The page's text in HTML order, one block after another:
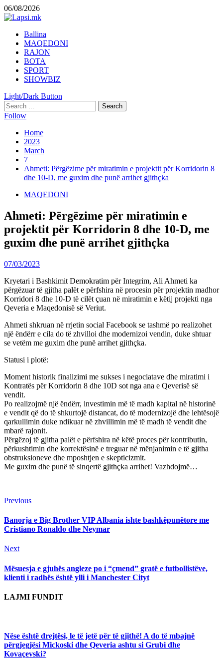
Skip
to
06/08/2026
Primary
Menu
Ballina
MAQEDONI
RAJON
BOTA
SPORT
SHOWBIZ
Light/Dark Button
Search
for:
Follow
Home
2023
March
7
Ahmeti: Përgëzime për miratimin e projektit për Korridorin 8
dhe 10-D, me guxim dhe punë arrihet gjithçka
MAQEDONI
Ahmeti: Përgëzime për miratimin e
projektit për Korridorin 8 dhe 10-D, me
guxim dhe punë arrihet gjithçka
07/03/2023
Kryetari i Bashkimit Demokratim për Integrim, Ali Ahmeti ka
përgëzuar të gjitha palët e përfshira në procesin për projektin madhor
Korridori 8 dhe 10-D të cilët çuan në miratimin e këtij projekti nga
Qeveria e Maqedonisë së Veriut.
Ahmeti shkruan në rrjetin social Facebook se tashmë po realizohet
një ëndërr e cila do të zhvilloi dhe modernizoi vendin, duke shtuar
se vetëm me guxim dhe punë arrihet gjithçka.
Statusi i plotë:
Moment historik finalizimi me sukses i negociatave dhe miratimi i
Kontratës për Korridorin 8 dhe 10D sot nga ana e Qeverisë së
vendit.
Po realizojmë një ëndërr, investimin më të madh kapital në historinë
e vendit që do të shkurtojë distancat, do të modernizojë dhe lehtësojë
qarkullimin duke ndikuar në zhvillimin më të madh të vendit dhe
mbarë rajonit.
Përgëzoj të gjitha palët e përfshira në këtë proces për kontributin,
përkushtimin dhe korrektësinë e treguar në mënjanimin e të gjitha
obstruksioneve dhe mposhtjen e skepticizmit.
Me guxim dhe punë të sinqertë gjithçka arrihet! Vazhdojmë…
Continue
Reading
PreviousPrevious
Banorja e Big Brother VIP Albania ishte bashkëpunëtore me
Cristiano Ronaldo dhe Neymar
NextNext
Mësuesja e gjuhës angleze po i “çmend” gratë e futbollistëve,
klienti i radhës është ylli i Manchester Cityt
LAJMI FUNDIT
Nëse është drejtësi, le të jetë për të gjithë! A do të mbajnë
përgjegjësi Mickoski dhe Qeveria ashtu si Grubi dhe
Kovaçevski?